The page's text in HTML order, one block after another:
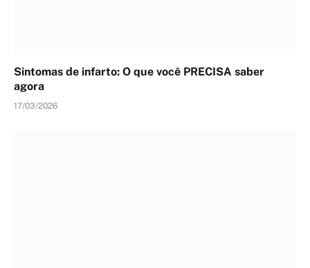
Sintomas de infarto: O que você PRECISA saber
agora
17/03/2026